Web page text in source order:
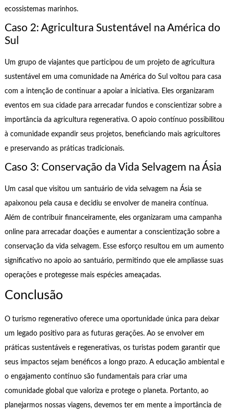
ecossistemas marinhos.
Caso 2: Agricultura Sustentável na América do
Sul
Um grupo de viajantes que participou de um projeto de agricultura
sustentável em uma comunidade na América do Sul voltou para casa
com a intenção de continuar a apoiar a iniciativa. Eles organizaram
eventos em sua cidade para arrecadar fundos e conscientizar sobre a
importância da agricultura regenerativa. O apoio contínuo possibilitou
à comunidade expandir seus projetos, beneficiando mais agricultores
e preservando as práticas tradicionais.
Caso 3: Conservação da Vida Selvagem na Ásia
Um casal que visitou um santuário de vida selvagem na Ásia se
apaixonou pela causa e decidiu se envolver de maneira contínua.
Além de contribuir financeiramente, eles organizaram uma campanha
online para arrecadar doações e aumentar a conscientização sobre a
conservação da vida selvagem. Esse esforço resultou em um aumento
significativo no apoio ao santuário, permitindo que ele ampliasse suas
operações e protegesse mais espécies ameaçadas.
Conclusão
O turismo regenerativo oferece uma oportunidade única para deixar
um legado positivo para as futuras gerações. Ao se envolver em
práticas sustentáveis e regenerativas, os turistas podem garantir que
seus impactos sejam benéficos a longo prazo. A educação ambiental e
o engajamento contínuo são fundamentais para criar uma
comunidade global que valoriza e protege o planeta. Portanto, ao
planejarmos nossas viagens, devemos ter em mente a importância de